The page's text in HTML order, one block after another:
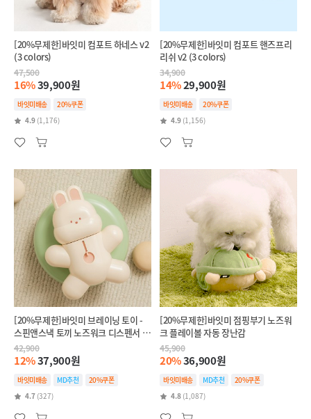
[20%무제한]바잇미 컴포트 하네스 v2
(3 colors)
47,500
16%39,900원
바잇미배송
20%쿠폰
4.9 (1,176)
[20%무제한]바잇미 컴포트 핸즈프리
리쉬 v2 (3 colors)
34,900
14%29,900원
바잇미배송
20%쿠폰
4.9 (1,156)
[20%무제한]바잇미 브레이닝 토이 -
스핀앤스낵 토끼 노즈워크 디스펜서 장
난감
42,900
12%37,900원
바잇미배송 MD추천
20%쿠폰
4.7 (327)
[20%무제한]바잇미 점핑부기 노즈워
크 플레이볼 자동 장난감
45,900
20%36,900원
바잇미배송 MD추천
20%쿠폰
4.8 (1,087)